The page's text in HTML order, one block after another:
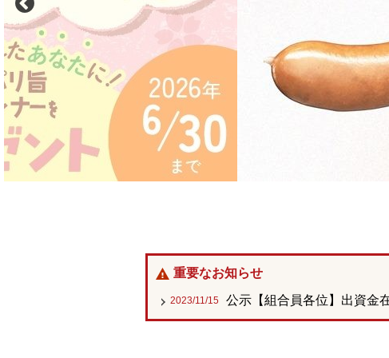
重要なお知らせ
2023/11/15 公示【組合員各位】出資金